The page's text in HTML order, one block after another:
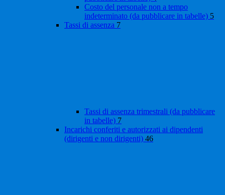
Costo del personale non a tempo
indeterminato (da pubblicare in tabelle) 5
Tassi di assenza 7
Tassi di assenza trimestrali (da pubblicare
in tabelle) 7
Incarichi conferiti e autorizzati ai dipendenti
(dirigenti e non dirigenti) 46